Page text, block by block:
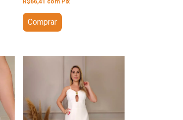
R$66,41 com Pix
Comprar